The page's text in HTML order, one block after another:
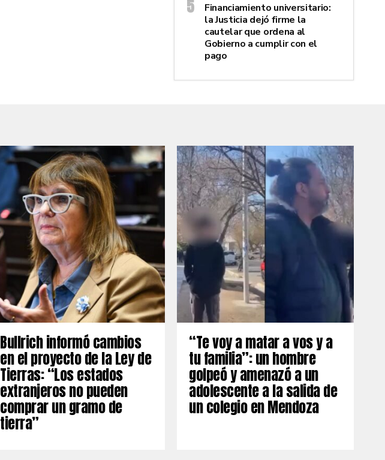
Financiamiento universitario:
la Justicia dejó firme la
cautelar que ordena al
Gobierno a cumplir con el
pago
Bullrich informó cambios
en el proyecto de la Ley de
Tierras: “Los estados
extranjeros no pueden
comprar un gramo de
tierra”
“Te voy a matar a vos y a
tu familia”: un hombre
golpeó y amenazó a un
adolescente a la salida de
un colegio en Mendoza